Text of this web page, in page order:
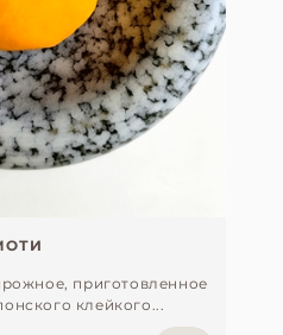
приготовленное
клейкого...